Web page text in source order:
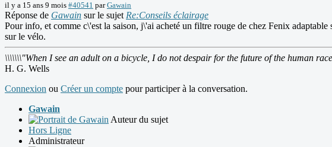
il y a 15 ans 9 mois #40541 parGawain
Réponse de Gawain sur le sujet Re:Conseils éclairage
Pour info, et comme c\'est la saison, j\'ai acheté un filtre rouge de chez Fenix
sur le vélo.
\\\\\\\"When I see an adult on a bicycle, I do not despair for the future of the human
H. G. Wells
Connexion ou Créer un compte pour participer à la conversation.
Gawain
Auteur du sujet
Hors Ligne
Administrateur